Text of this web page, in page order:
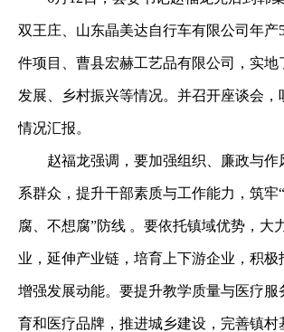
双王庄、山东晶美达自行车有限公司年产
件项目、曹县宏赫工艺品有限公司，实地
发展、乡村振兴等情况。并召开座谈会，
情况汇报。
赵福龙强调，要加强组织、廉政与作
系群众，提升干部素质与工作能力，筑牢
腐、不想腐”防线 。要依托镇域优势，大
业，延伸产业链，培育上下游企业，积极
增强发展动能。要提升教学质量与医疗服
育和医疗品牌，推进城乡建设，完善镇村